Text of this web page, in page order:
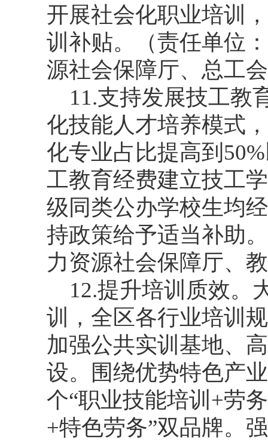
开展社会化职业培训
训补贴。（责任单位
源社会保障厅、总工
11.支持发展技工教
化技能人才培养模式
化专业占比提高到
工教育经费建立技工
级同类公办学校生均
持政策给予适当补助
力资源社会保障厅、
12.提升培训质效。
训，全区各行业培训
加强公共实训基地、
设。围绕优势特色产
个“职业技能培训+劳
+特色劳务”双品牌。